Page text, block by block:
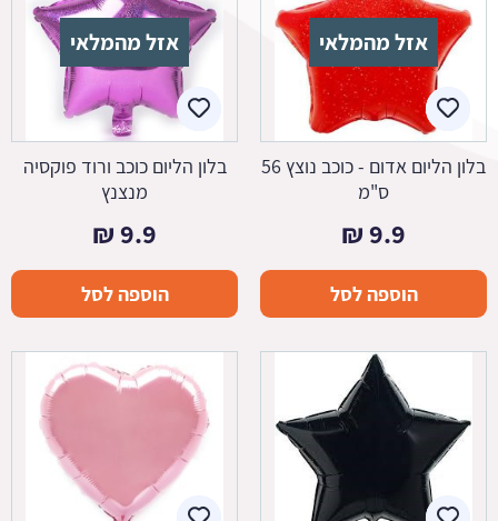
אזל מהמלאי
בלון הליום אדום - כוכב נוצץ 56
ס"מ
9.9
₪
הוספה לסל
אזל מהמלאי
בלון הליום כוכב ורוד פוקסיה
מנצנץ
9.9
₪
הוספה לסל